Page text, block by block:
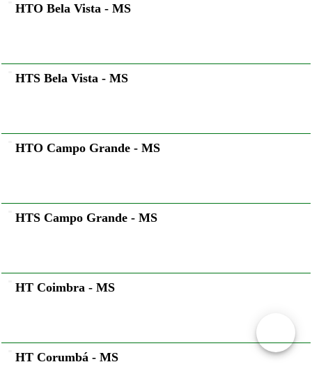
HTO Bela Vista - MS
HTS Bela Vista - MS
HTO Campo Grande - MS
HTS Campo Grande - MS
HT Coimbra - MS
HT Corumbá - MS